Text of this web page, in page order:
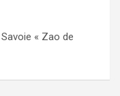
« Zao de